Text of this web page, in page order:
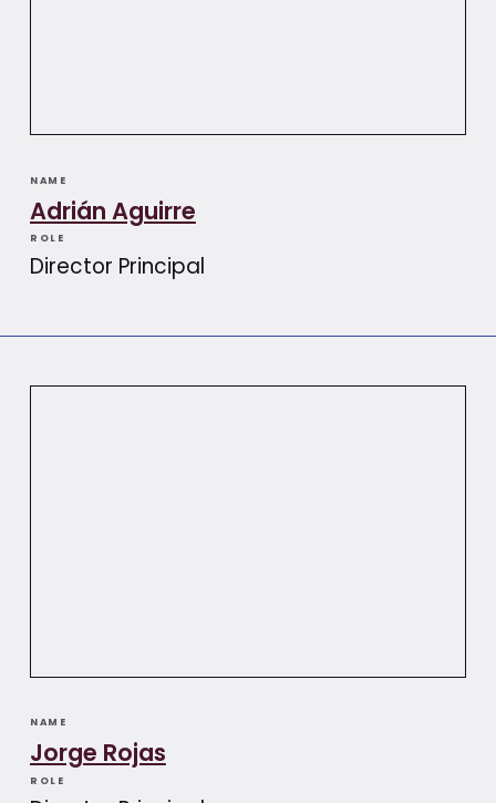
NAME
Adrián Aguirre​​
ROLE
Director Principal
NAME
Jorge Rojas
ROLE